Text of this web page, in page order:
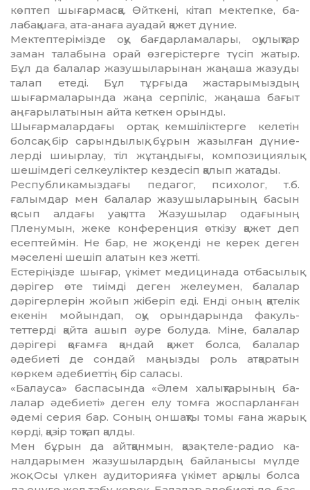
көп­теп шығармасқа. Өйткені, кітап мектепке, ба­
лабақшаға, ата-анаға ауадай қажет дүние.
Мектептерімізде оқу бағдарламалары, оқу­лық­тар
заман талабына орай өзгерістерге түсіп жа­тыр.
Бұл да балалар жазушыларынан жаңаша жазу­ды
талап етеді. Бұл тұрғыда жастарымыздың
шығармаларында жаңа серпіліс, жаңаша бағыт
аңғарылатынын айта кеткен орынды.
Шығармалардағы ортақ кемшіліктерге келе­тін
болсақ, бір сарындылық, бұрын жазылған дү­ние­
лерді шиырлау, тіл жұтаңдығы, компози­ция­лық
шешімдегі селкеуліктер кездесіп қалып жа­тады.
Республикамыздағы педагог, психолог, т.б.
ғалымдар мен балалар жазушыларының басын
қосып алдағы уақытта Жазушылар одағының
Плену­мын, жеке конференция өткізу қажет деп
есеп­теймін. Не бар, не жоқ, енді не керек деген
мә­селені шешіп алатын кез жетті.
Естеріңізде шығар, үкімет медицинада отба­сылық
дәрігер өте тиімді деген желеумен, балалар
дәрігерлерін жойып жіберіп еді. Енді оның қа­телік
екенін мойындап, оқу орындарында фа­куль­
теттерді қайта ашып әуре болуда. Міне, бала­лар
дәрігері қоғамға қандай қажет болса, ба­лалар
әдебиеті де сондай маңызды роль ат­қаратын
көркем әдебиеттің бір саласы.
«Балауса» баспасында «Әлем халықтарының ба­
лалар әдебиеті» деген елу томға жоспарланған
әдемі серия бар. Соның оншақты томы ғана жа­рық
көрді, қазір тоқтап қалды.
Мен бұрын да айтқанмын, қазақ теле-радио ка­
налдарымен жазушылардың байланысы мүлде
жоқ. Осы үлкен аудиторияға үкімет арқылы болса